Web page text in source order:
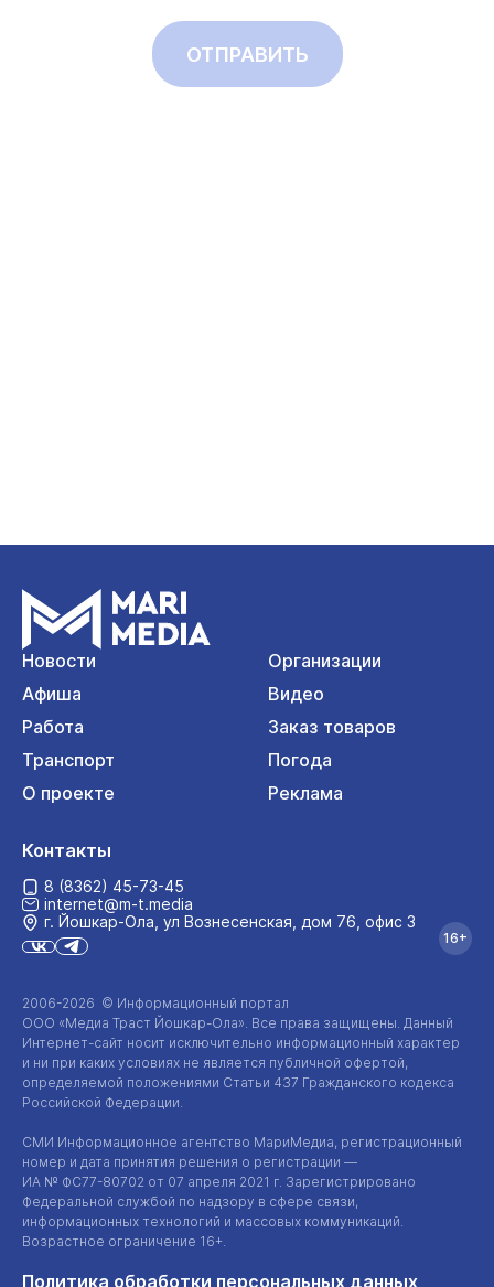
ОТПРАВИТЬ
Новости
Организации
Афиша
Видео
Работа
Заказ товаров
Транспорт
Погода
О проекте
Реклама
2006-2026 © Информационный портал
ООО «Медиа Траст Йошкар-Ола». Все права защищены. Данный
Интернет-сайт носит исключительно информационный характер
и ни при каких условиях не является публичной офертой,
определяемой положениями Статьи 437 Гражданского кодекса
Российской Федерации.
СМИ Информационное агентство МариМедиа, регистрационный
номер и дата принятия решения о регистрации —
ИА № ФС77-80702 от 07 апреля 2021 г. Зарегистрировано
Федеральной службой по надзору в сфере связи,
информационных технологий и массовых коммуникаций.
Возрастное ограничение 16+.
Политика обработки персональных данных
Контакты
8 (8362) 45-73-45
internet@m-t.media
г. Йошкар‑Ола, ул Вознесенская, дом 76, офис 3
16+